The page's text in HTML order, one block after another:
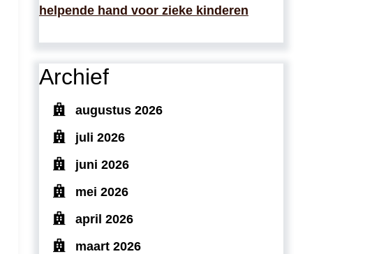
helpende hand voor zieke kinderen
Archief
augustus 2026
juli 2026
juni 2026
mei 2026
april 2026
maart 2026